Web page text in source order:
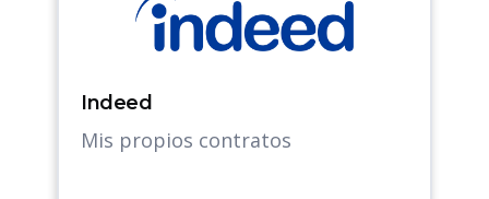
Indeed
Mis propios contratos